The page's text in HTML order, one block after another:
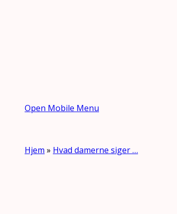
Open Mobile Menu
Hjem » Hvad damerne siger …